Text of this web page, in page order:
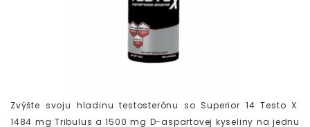
Zvýšte svoju hladinu testosterónu so Superior 14 Testo X.
1484 mg Tribulus a 1500 mg D-aspartovej kyseliny na jednu